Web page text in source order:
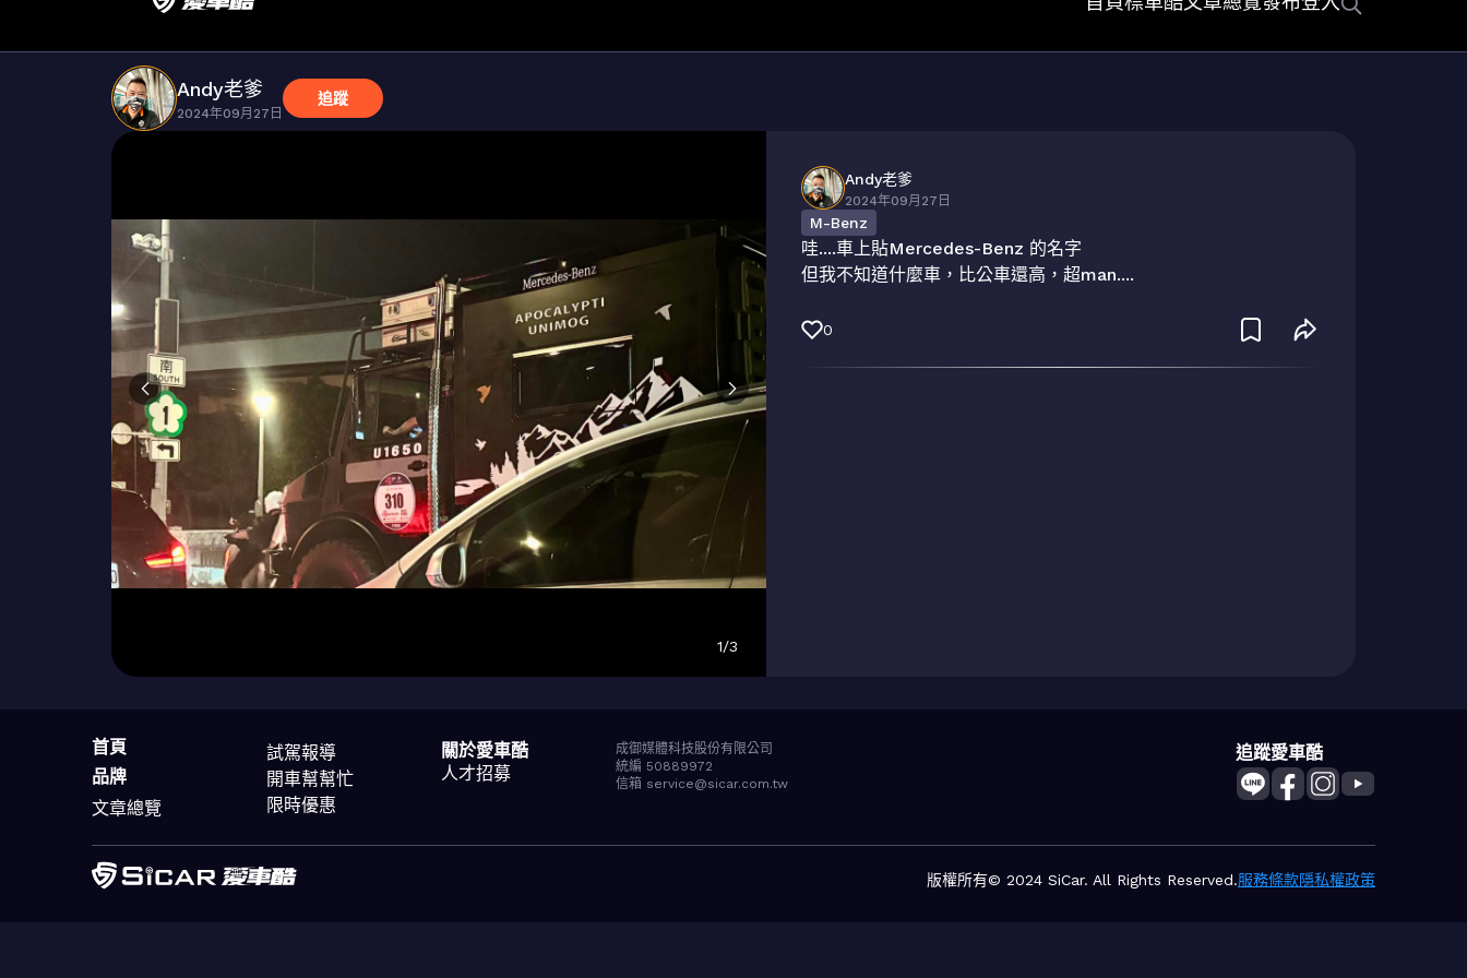
Andy老爹
2024年09月27日
追蹤
1/3
Andy老爹
2024年09月27日
M-Benz
哇....車上貼Mercedes-Benz 的名字
但我不知道什麼車，比公車還高，超man....
0
首頁
品牌
文章總覽
試駕報導
開車幫幫忙
限時優惠
關於愛車酷
人才招募
成御媒體科技股份有限公司
統編 50889972
信箱 service@sicar.com.tw
追蹤愛車酷
版權所有© 2024 SiCar. All Rights Reserved.服務條款隱私權政策